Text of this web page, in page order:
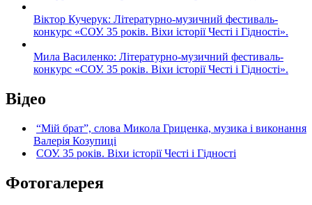
Віктор Кучерук: Літературно-музичний фестиваль-
конкурс «СОУ. 35 років. Віхи історії Честі і Гідності».
Мила Василенко: Літературно-музичний фестиваль-
конкурс «СОУ. 35 років. Віхи історії Честі і Гідності».
Відео
“Мій брат”, слова Микола Гриценка, музика і виконання
Валерія Козупиці
СОУ. 35 років. Віхи історії Честі і Гідності
Фотогалерея